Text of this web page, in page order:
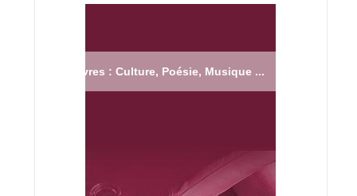
Livres : Culture, Poésie, Musique ...